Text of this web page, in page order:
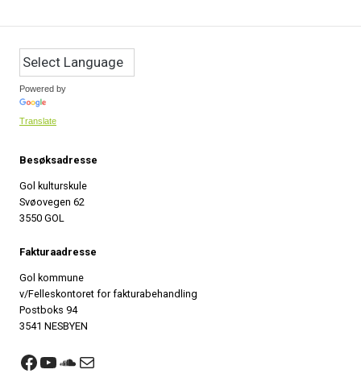
Powered by
Translate
Besøksadresse
Gol kulturskule
Svøovegen 62
3550 GOL
Fakturaadresse
Gol kommune
v/Felleskontoret for fakturabehandling
Postboks 94
3541 NESBYEN
Lenke til Facebook sideLenke til YouTube kanal
Lenke til SoundCloud kontoSend e-post til Gol kulturskule